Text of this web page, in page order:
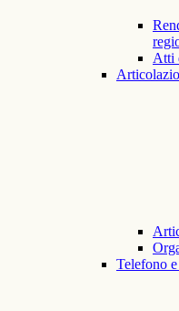
Atti
Telefono